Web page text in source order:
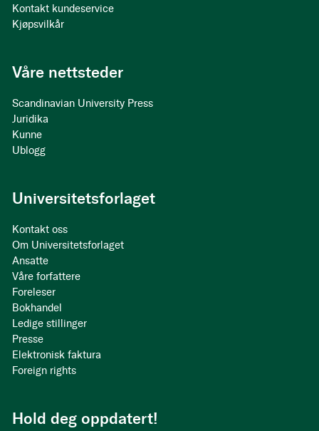
Kontakt kundeservice
Kjøpsvilkår
Våre nettsteder
Scandinavian University Press
Juridika
Kunne
Ublogg
Universitetsforlaget
Kontakt oss
Om Universitetsforlaget
Ansatte
Våre forfattere
Foreleser
Bokhandel
Ledige stillinger
Presse
Elektronisk faktura
Foreign rights
Hold deg oppdatert!